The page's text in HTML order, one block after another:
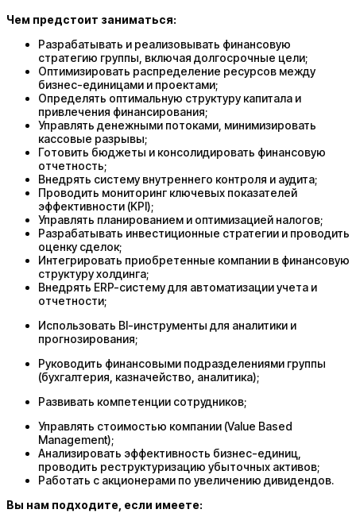
Чем предстоит заниматься:
Разрабатывать и реализовывать финансовую
стратегию группы, включая долгосрочные цели;
Оптимизировать распределение ресурсов между
бизнес-единицами и проектами;
Определять оптимальную структуру капитала и
привлечения финансирования;
Управлять денежными потоками, минимизировать
кассовые разрывы;
Готовить бюджеты и консолидировать финансовую
отчетность;
Внедрять систему внутреннего контроля и аудита;
Проводить мониторинг ключевых показателей
эффективности (KPI);
Управлять планированием и оптимизацией налогов;
Разрабатывать инвестиционные стратегии и проводить
оценку сделок;
Интегрировать приобретенные компании в финансовую
структуру холдинга;
Внедрять ERP-систему для автоматизации учета и
отчетности;
Использовать BI-инструменты для аналитики и
прогнозирования;
Руководить финансовыми подразделениями группы
(бухгалтерия, казначейство, аналитика);
Развивать компетенции сотрудников;
Управлять стоимостью компании (Value Based
Management);
Анализировать эффективность бизнес-единиц,
проводить реструктуризацию убыточных активов;
Работать с акционерами по увеличению дивидендов.
Вы нам подходите, если имеете: